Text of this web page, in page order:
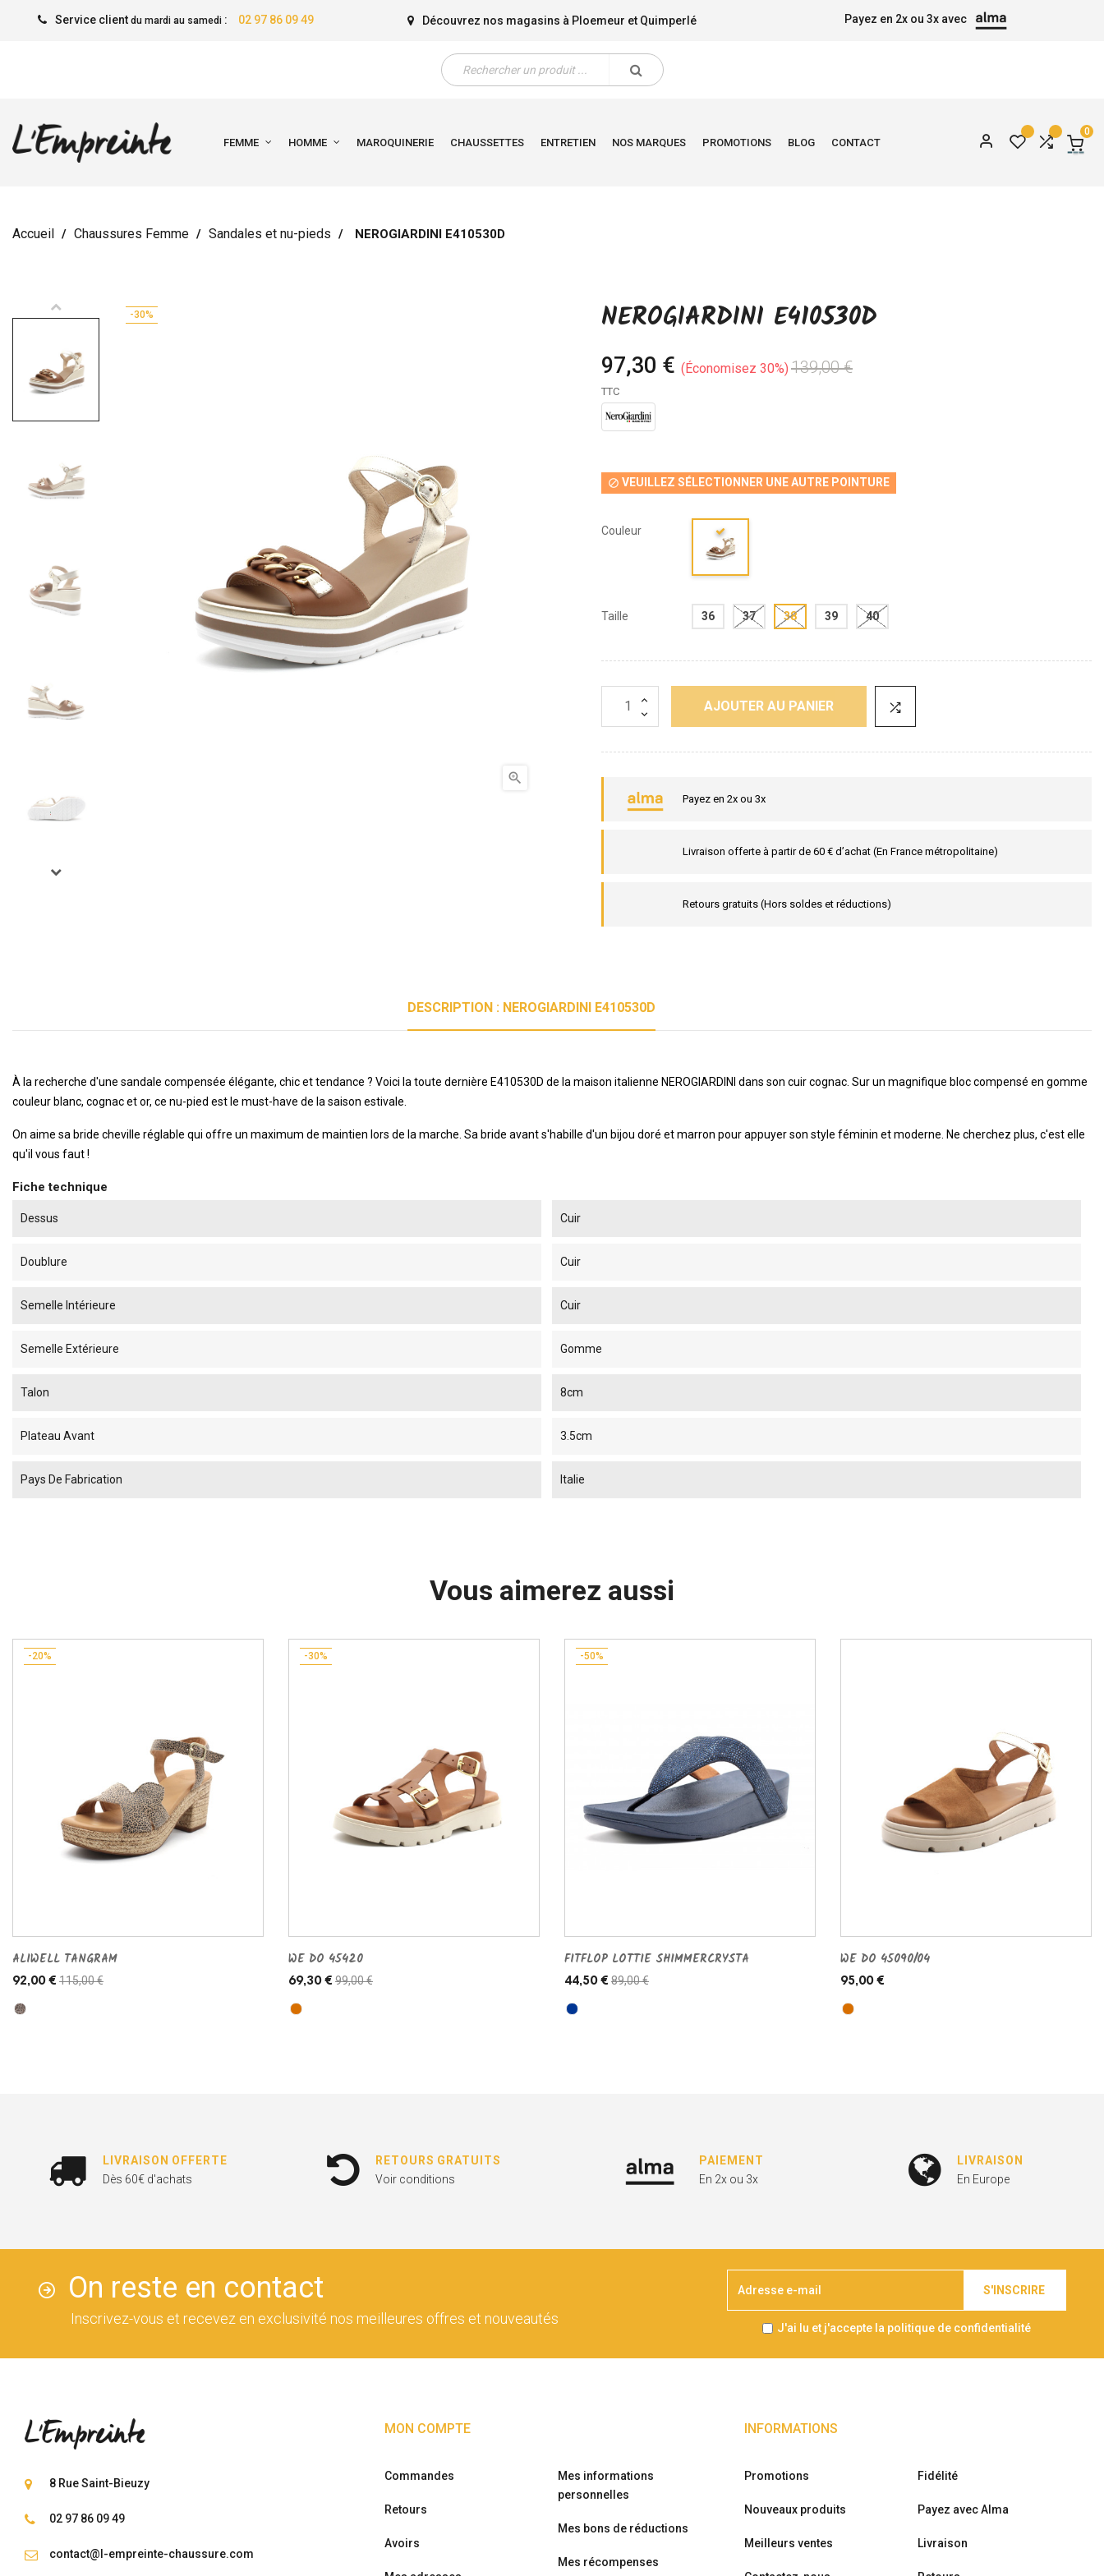
Service client du mardi au samedi: 02 97 86 09 49 Découvrez nos magasins à Ploemeur et Quimperlé Payez en 2x ou 3x avec
FEMME HOMME MAROQUINERIE CHAUSSETTES ENTRETIEN NOS MARQUES PROMOTIONS BLOG CONTACT
0
Accueil Chaussures Femme Sandales et nu-pieds NEROGIARDINI E410530D
-30%

NEROGIARDINI E410530D
97,30 € Économisez 30% 139,00 €
TTC
 VEUILLEZ SÉLECTIONNER UNE AUTRE POINTURE
Couleur
Taille 36 37 38 39 40
AJOUTER AU PANIER
Payez en 2x ou 3x
Livraison offerte à partir de 60 € d’achat (En France métropolitaine)
Retours gratuits (Hors soldes et réductions)
DESCRIPTION : NEROGIARDINI E410530D
À la recherche d'une sandale compensée élégante, chic et tendance ? Voici la toute dernière E410530D de la maison italienne NEROGIARDINI dans son cuir cognac. Sur un magnifique bloc compensé en gomme
couleur blanc, cognac et or, ce nu-pied est le must-have de la saison estivale.
On aime sa bride cheville réglable qui offre un maximum de maintien lors de la marche. Sa bride avant s'habille d'un bijou doré et marron pour appuyer son style féminin et moderne. Ne cherchez plus, c'est elle
qu'il vous faut !
Fiche technique
Dessus Cuir
Doublure Cuir
Semelle Intérieure Cuir
Semelle Extérieure Gomme
Talon 8cm
Plateau Avant 3.5cm
Pays De Fabrication Italie
Vous aimerez aussi
-20%
ALIWELL TANGRAM
92,00 € 115,00 €
-30%
WE DO 45420
69,30 € 99,00 €
-50%
FITFLOP LOTTIE SHIMMERCRYSTA
44,50 € 89,00 €
WE DO 45090/04
95,00 €
LIVRAISON OFFERTE
Dès 60€ d'achats
RETOURS GRATUITS
Voir conditions
PAIEMENT
En 2x ou 3x
LIVRAISON
En Europe
On reste en contact
Inscrivez-vous et recevez en exclusivité nos meilleures offres et nouveautés
S'INSCRIRE
J'ai lu et j'accepte la politique de confidentialité
8 Rue Saint-Bieuzy
02 97 86 09 49
contact@l-empreinte-chaussure.com
MON COMPTE
Commandes
Retours
Avoirs
Mes informations
personnelles
Mes bons de réductions
Mes récompenses
INFORMATIONS
Promotions
Nouveaux produits
Meilleurs ventes
Fidélité
Payez avec Alma
Livraison